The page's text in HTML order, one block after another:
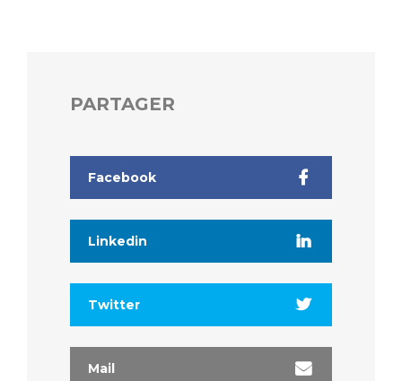
PARTAGER
Facebook
Linkedin
Twitter
Mail